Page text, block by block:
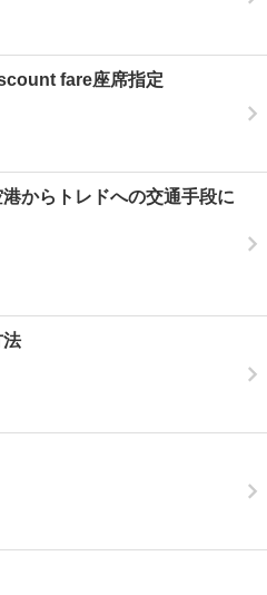
fare座席指定
からトレドへの交通手段に
法